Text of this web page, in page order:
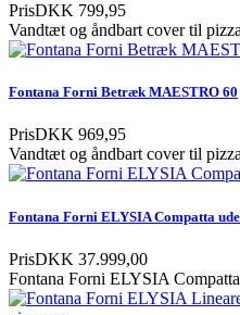
PrisDKK 799,95
Vandtæt og åndbart cover til
Fontana Forni Betræk MAESTRO 60
PrisDKK 969,95
Vandtæt og åndbart cover til
Fontana Forni ELYSIA Compatta
PrisDKK 37.999,00
Fontana Forni ELYSIA